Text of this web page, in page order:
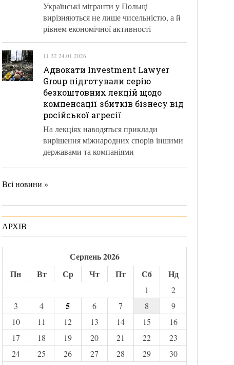
Українські мігранти у Польщі
вирізняються не лише чисельністю, а й
рівнем економічної активності
11:32 24.01.2026
Адвокати Investment Lawyer
Group підготували серію
безкоштовних лекцій щодо
компенсації збитків бізнесу від
російської агресії
На лекціях наводяться приклади
вирішення міжнародних спорів іншими
державами та компаніями
Всі новини »
АРХІВ
Серпень 2026
Пн
Вт Ср Чт Пт Сб Нд
1
2
3
4 5 6 7 8
9
10
11 12 13 14 15
16
17
18 19 20 21 22
23
24
25 26 27 28 29
30